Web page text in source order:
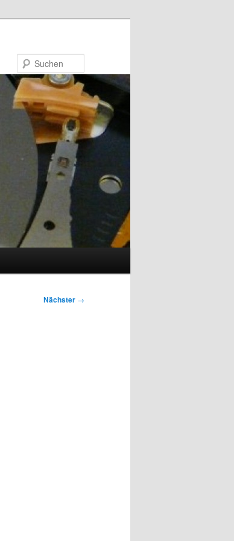
Nächster →